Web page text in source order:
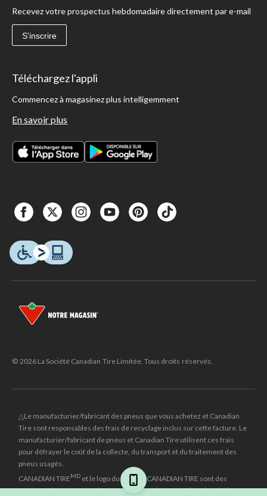
Recevez votre prospectus hebdomadaire directement par e-mail
S'inscrire
Téléchargez l'appli
Commencez à magasinez plus intelligemment
En savoir plus
© 2026 La Société Canadian Tire Limitée. Tous droits réservés.
△Le manufacturier/fabricant des pneus que vous achetez et Canadian
Tire sont responsables des frais de recyclage inclus sur cette facture. Le
manufacturier/fabricant de pneus et Canadian Tire utilisent ces frais
pour défrayer le coût de la collecte, du transport et du traitement des
pneus usagés.
CANADIAN TIREMD et le logo du triangle CANADIAN TIRE sont des
marques de commerce déposées de la Société Canadian Tire Limitée.